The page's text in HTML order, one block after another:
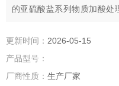
的亚硫酸盐系列物质加酸处
用酸碱滴定法测定，计算药
更新时间： 2026-05-15
产品型号：
厂商性质： 生产厂家